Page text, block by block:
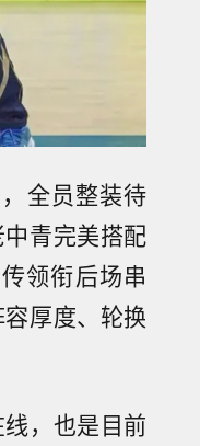
全员整装待
青完美搭配
领衔后场串
厚度、轮换
，也是目前